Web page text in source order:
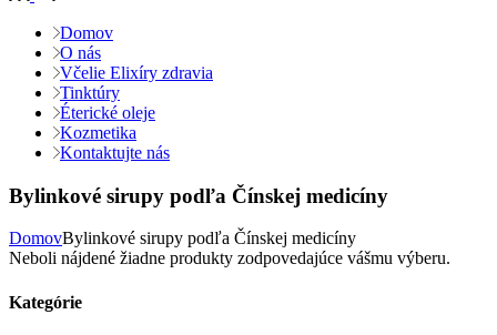
Domov
O nás
Včelie Elixíry zdravia
Tinktúry
Éterické oleje
Kozmetika
Kontaktujte nás
Bylinkové sirupy podľa Čínskej medicíny
DomovBylinkové sirupy podľa Čínskej medicíny
Neboli nájdené žiadne produkty zodpovedajúce vášmu výberu.
Kategórie